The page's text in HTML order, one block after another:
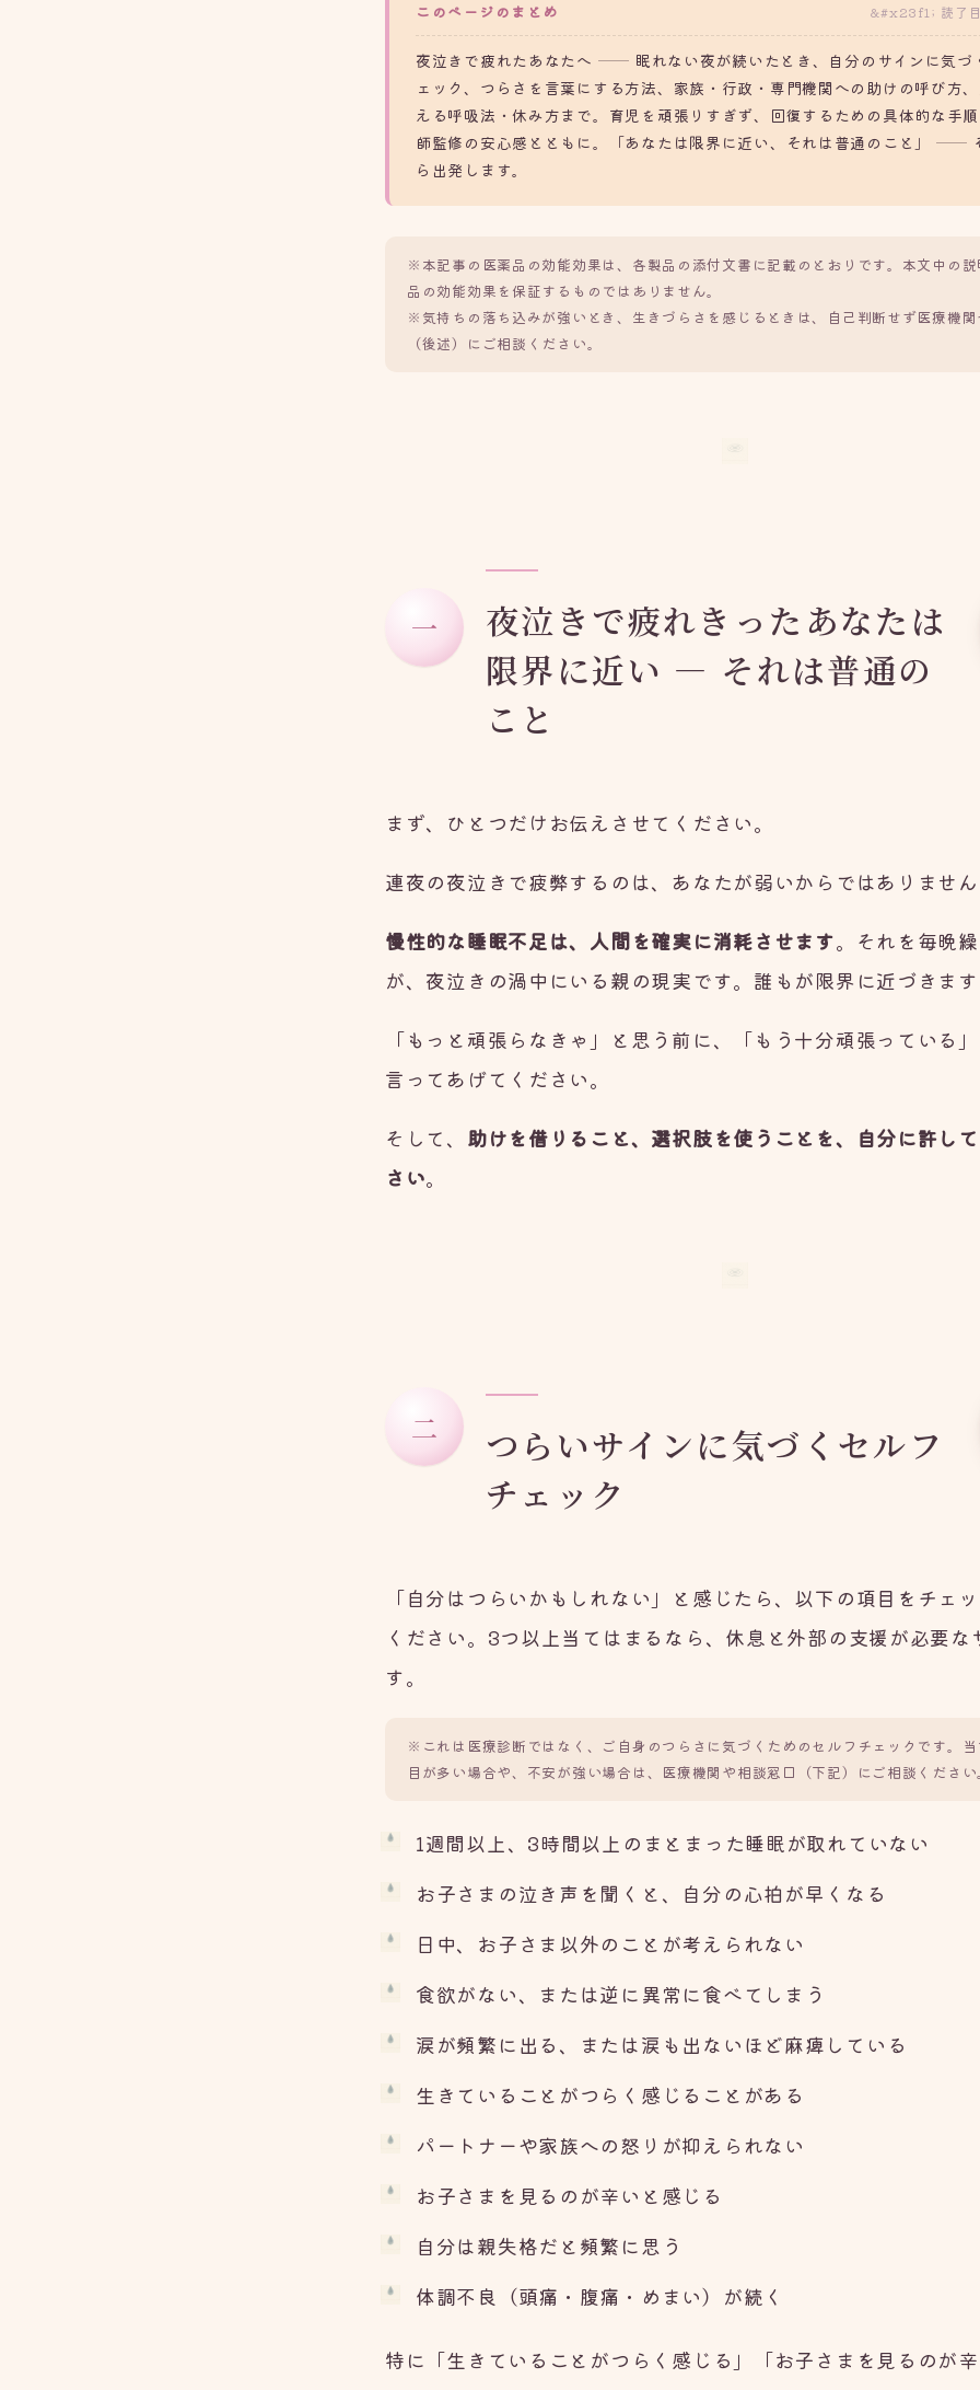
このページのまとめ 読了
夜泣きで疲れたあなたへ ── 眠れない夜が続いたとき、自分のサインに気づ
ェック、つらさを言葉にする方法、家族・行政・専門機関への助けの呼び方
える呼吸法・休み方まで。育児を頑張りすぎず、回復するための具体的な手
師監修の安心感とともに。「あなたは限界に近い、それは普通のこと」 ──
ら出発します。
※本記事の医薬品の効能効果は、各製品の添付文書に記載のとおりです。本文中の
品の効能効果を保証するものではありません。
※気持ちの落ち込みが強いとき、生きづらさを感じるときは、自己判断せず医療機
（後述）にご相談ください。
一
夜泣きで疲れきったあなたは
限界に近い — それは普通の
こと
まず、ひとつだけお伝えさせてください。
連夜の夜泣きで疲弊するのは、あなたが弱いからではありませ
慢性的な睡眠不足は、人間を確実に消耗させます。それを毎晩
が、夜泣きの渦中にいる親の現実です。誰もが限界に近づきま
「もっと頑張らなきゃ」と思う前に、「もう十分頑張っている
言ってあげてください。
そして、 助けを借りること、選択肢を使うことを、自分に許し
さい。
二
つらいサインに気づくセルフ
チェック
「自分はつらいかもしれない」と感じたら、以下の項目をチェ
ください。3つ以上当てはまるなら、休息と外部の支援が必要な
す。
※これは医療診断ではなく、ご自身のつらさに気づくためのセルフチェックです。
目が多い場合や、不安が強い場合は、医療機関や相談窓口（下記）にご相談くださ
1週間以上、3時間以上のまとまった睡眠が取れていない
お子さまの泣き声を聞くと、自分の心拍が早くなる
日中、お子さま以外のことが考えられない
食欲がない、または逆に異常に食べてしまう
涙が頻繁に出る、または涙も出ないほど麻痺している
生きていることがつらく感じることがある
パートナーや家族への怒りが抑えられない
お子さまを見るのが辛いと感じる
自分は親失格だと頻繁に思う
体調不良（頭痛・腹痛・めまい）が続く
特に「生きていることがつらく感じる」「お子さまを見るのが